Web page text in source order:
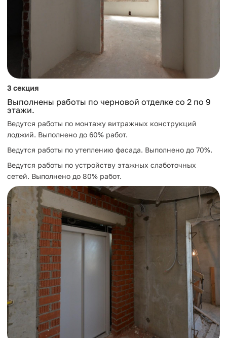
3 секция
Выполнены работы по черновой отделке со 2 по 9
этажи.
Ведутся работы по монтажу витражных конструкций
лоджий. Выполнено до 60% работ.
Ведутся работы по утеплению фасада. Выполнено до 70%.
Ведутся работы по устройству этажных слаботочных
сетей. Выполнено до 80% работ.